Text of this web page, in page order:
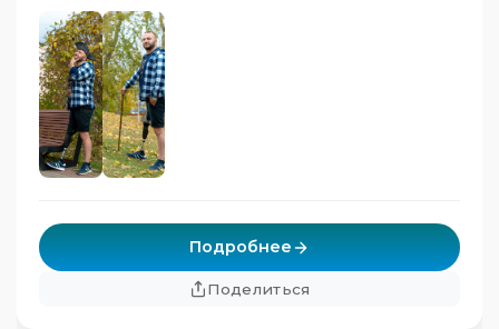
Подробнее
Поделиться